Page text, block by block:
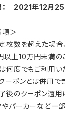
： 2021年12月25
項＞
枚数を超えた場合
以上10万円未満の
何度でもご利用い
ーポンとは併用で
後のクーポン適用
やパーカーなど一